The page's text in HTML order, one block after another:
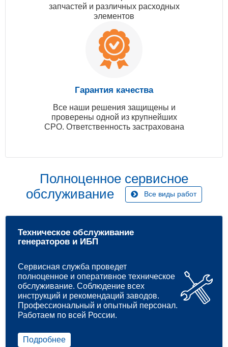
запчастей и различных расходных
элементов
Гарантия качества
Все наши решения защищены и
проверены одной из крупнейших
СРО. Ответственность застрахована
Полноценное сервисное
обслуживание
Все виды работ
Техническое обслуживание
генераторов и ИБП
Сервисная служба проведет
полноценное и оперативное техническое
обслуживание. Соблюдение всех
инструкций и рекомендаций заводов.
Профессиональный и опытный персонал.
Работаем по всей России.
Подробнее